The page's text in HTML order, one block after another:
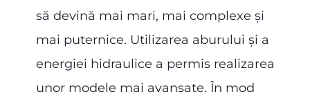
să devină mai mari, mai complexe și
mai puternice. Utilizarea aburului și a
energiei hidraulice a permis realizarea
unor modele mai avansate. În mod